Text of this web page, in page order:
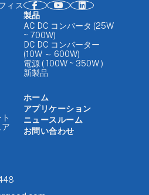
ィス
製品
AC DC コンバータ (25W
~ 700W)
DC DC コンバーター
(10W ～ 600W)
電源 ( 100W ~ 350W )
新製品
ホーム
アプリケーション
ニュースルーム
お問い合わせ